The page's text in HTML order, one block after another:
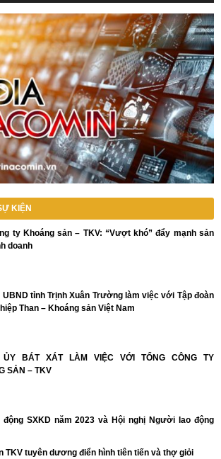
KIỆN
ty Khoáng sản – TKV: “Vượt khó” đẩy mạnh sản
doanh
UBND tỉnh Trịnh Xuân Trường làm việc với Tập đoàn
Than – Khoáng sản Việt Nam
ỦY BÁT XÁT LÀM VIỆC VỚI TỔNG CÔNG TY
SẢN – TKV
động SXKD năm 2023 và Hội nghị Người lao động
TKV tuyên dương điển hình tiên tiến và thợ giỏi